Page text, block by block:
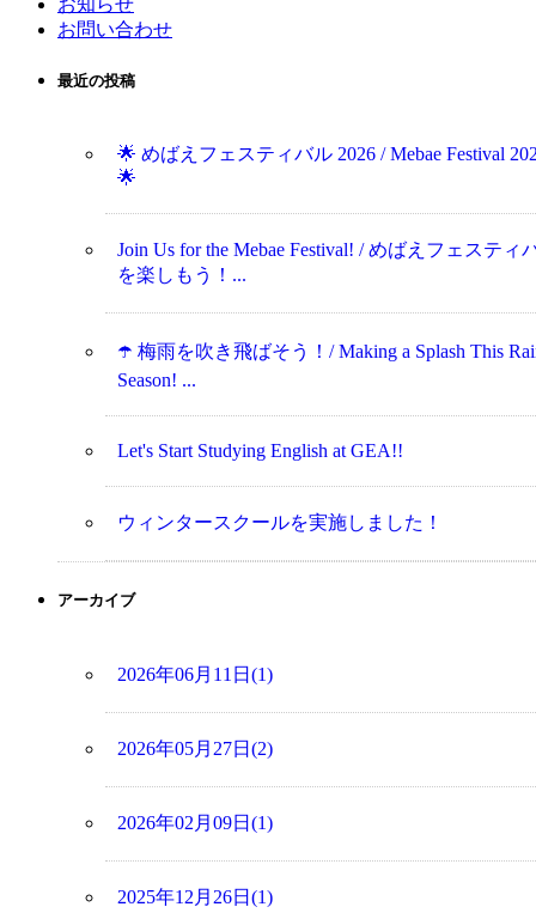
お問い合わせ
最近の投稿
🌟 めばえフェスティバル 2026 / Mebae Festival
🌟
Join Us for the Mebae Festival! / めばえフェスティ
を楽しもう！...
☂️ 梅雨を吹き飛ばそう！/ Making a Splash This
Season! ...
Let's Start Studying English at GEA!!
ウィンタースクールを実施しました！
アーカイブ
2026年06月11日(1)
2026年05月27日(2)
2026年02月09日(1)
2025年12月26日(1)